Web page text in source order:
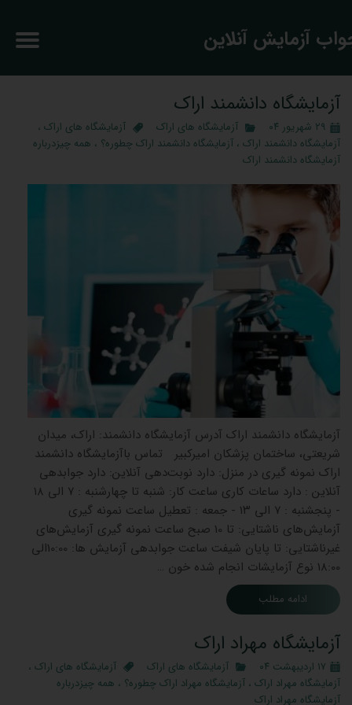
آزمایش آنلاین
آزمایشگاه دانشمند اراک
۲۹ شهریور ۰۴ آزمایشگاه های اراک آزمایشگاه های اراک ،
آزمایشگاه دانشمند اراک ، آزمایشگاه دانشمند اراک چطوره؟ ، همه چیزدرباره
آزمایشگاه دانشمند اراک
آزمایشگاه دانشمند اراک آدرس آزمایشگاه دانشمند: اراک، میدان
شریعتی، ساختمان پزشکان امیرکبیر تماس باآزمایشگاه دانشمند
اراک نمونه گیری در منزل: دارد نوبت‌دهی آنلاین: دارد جوابدهی
آنلاین : دارد ساعات کاری ساعت کار: شنبه تا چهارشنبه : ۷ الی ۱۸
- پنجشنبه : ۷ الی ۱۳ - جمعه : تعطیل ساعت نمونه گیری
آزمایش‌های ناشتایی: تا 10 صبح ساعت نمونه گیری آزمایش‌های
غیرناشتایی: تا پایان شیفت ساعت جوابدهی آزمایش ‌ها: 10:00الی
18:00 نوع آزمایشات انجام شده خون …
ادامه مطلب
آزمایشگاه مهراد اراک
۱۷ اردیبهشت ۰۴ آزمایشگاه های اراک آزمایشگاه های اراک ،
آزمایشگاه مهراد اراک ، آزمایشگاه مهراد اراک چطوره؟ ، همه چیزدرباره
آزمایشگاه مهراد اراک